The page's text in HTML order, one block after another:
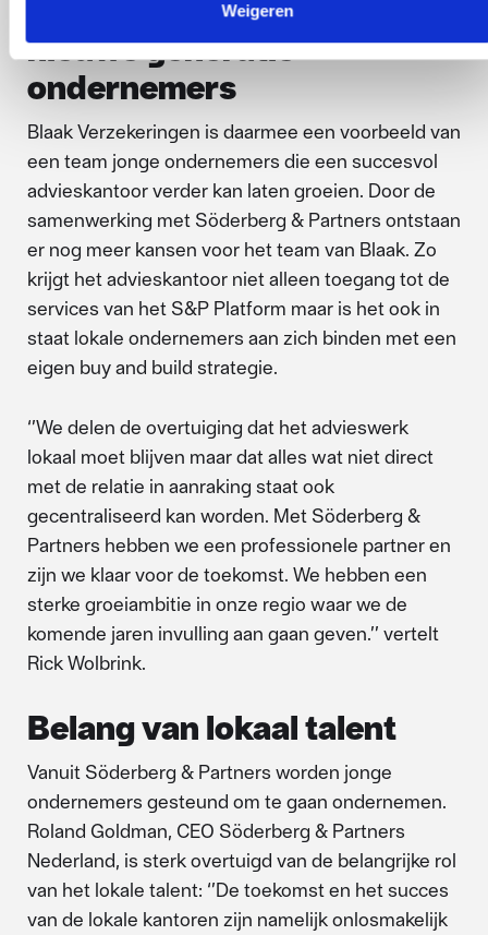
Weigeren
Opvolging is kans voor
nieuwe generatie
ondernemers
Blaak Verzekeringen is daarmee een voorbeeld van
een team jonge ondernemers die een succesvol
advieskantoor verder kan laten groeien. Door de
samenwerking met Söderberg & Partners ontstaan
er nog meer kansen voor het team van Blaak. Zo
krijgt het advieskantoor niet alleen toegang tot de
services van het S&P Platform maar is het ook in
staat lokale ondernemers aan zich binden met een
eigen buy and build strategie.
‘’We delen de overtuiging dat het advieswerk
lokaal moet blijven maar dat alles wat niet direct
met de relatie in aanraking staat ook
gecentraliseerd kan worden. Met Söderberg &
Partners hebben we een professionele partner en
zijn we klaar voor de toekomst. We hebben een
sterke groeiambitie in onze regio waar we de
komende jaren invulling aan gaan geven.’’ vertelt
Rick Wolbrink.
Belang van lokaal talent
Vanuit Söderberg & Partners worden jonge
ondernemers gesteund om te gaan ondernemen.
Roland Goldman, CEO Söderberg & Partners
Nederland, is sterk overtuigd van de belangrijke rol
van het lokale talent: ‘’De toekomst en het succes
van de lokale kantoren zijn namelijk onlosmakelijk